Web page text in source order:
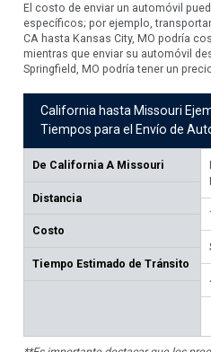
El costo de enviar un automóvil
específicos; por ejemplo,
CA hasta Kansas City, MO podría
mientras que enviar su automóvil
Springfield, MO podría tener un
California hasta Missouri
Tiempos para el Envío de
De California A Missouri
Distancia
Costo
Tiempo Estimado de Tránsito